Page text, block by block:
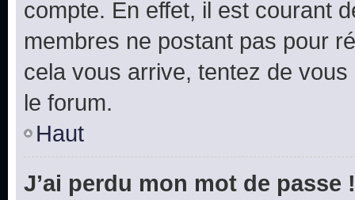
compte. En effet, il est courant
membres ne postant pas pour
cela vous arrive, tentez de
le forum.
Haut
J’ai perdu mon mot de passe !